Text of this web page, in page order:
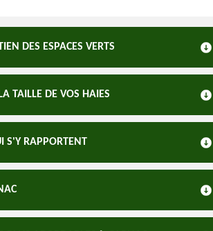
DES ESPACES VERTS
TAILLE DE VOS HAIES
S'Y RAPPORTENT